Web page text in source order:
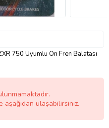
750 Uyumlu Ön Fren Balatası
aşağıdan ulaşabilirsiniz.